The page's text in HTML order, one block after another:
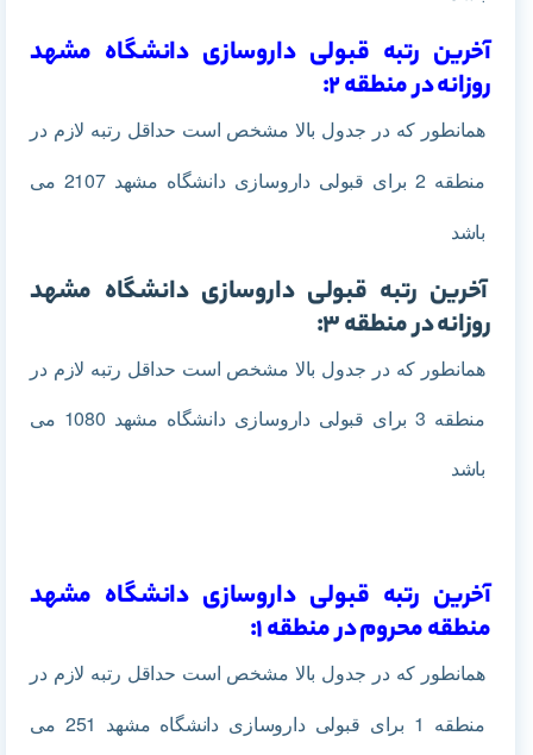
آخرین رتبه قبولی داروسازی دانشگاه مشهد
روزانه در منطقه 2:
همانطور که در جدول بالا مشخص است حداقل رتبه لازم در
منطقه 2 برای قبولی داروسازی دانشگاه مشهد 2107 می
باشد
آخرین رتبه قبولی داروسازی دانشگاه مشهد
روزانه در منطقه 3:
همانطور که در جدول بالا مشخص است حداقل رتبه لازم در
منطقه 3 برای قبولی داروسازی دانشگاه مشهد 1080 می
باشد
آخرین رتبه قبولی داروسازی دانشگاه مشهد
منطقه محروم در منطقه 1:
همانطور که در جدول بالا مشخص است حداقل رتبه لازم در
منطقه 1
برای قبولی داروسازی دانشگاه مشهد 251 می